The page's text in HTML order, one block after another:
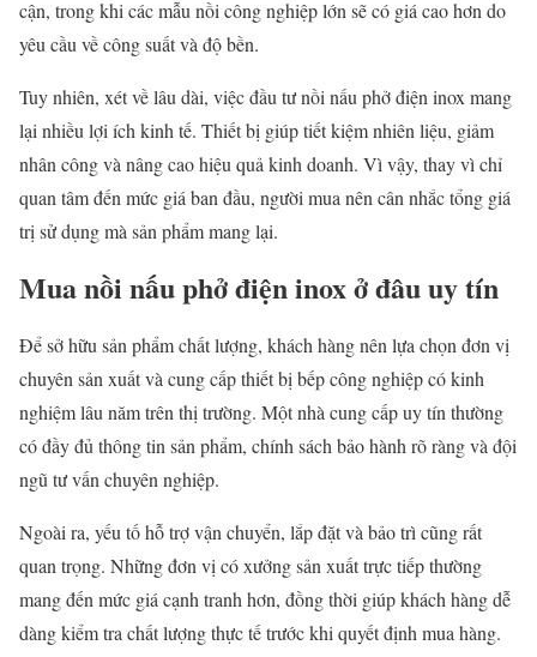
cận, trong khi các mẫu nồi công nghiệp lớn sẽ có giá cao hơn do
yêu cầu về công suất và độ bền.
Tuy nhiên, xét về lâu dài, việc đầu tư nồi nấu phở điện inox mang
lại nhiều lợi ích kinh tế. Thiết bị giúp tiết kiệm nhiên liệu, giảm
nhân công và nâng cao hiệu quả kinh doanh. Vì vậy, thay vì chỉ
quan tâm đến mức giá ban đầu, người mua nên cân nhắc tổng giá
trị sử dụng mà sản phẩm mang lại.
Mua nồi nấu phở điện inox ở đâu uy tín
Để sở hữu sản phẩm chất lượng, khách hàng nên lựa chọn đơn vị
chuyên sản xuất và cung cấp thiết bị bếp công nghiệp có kinh
nghiệm lâu năm trên thị trường. Một nhà cung cấp uy tín thường
có đầy đủ thông tin sản phẩm, chính sách bảo hành rõ ràng và đội
ngũ tư vấn chuyên nghiệp.
Ngoài ra, yếu tố hỗ trợ vận chuyển, lắp đặt và bảo trì cũng rất
quan trọng. Những đơn vị có xưởng sản xuất trực tiếp thường
mang đến mức giá cạnh tranh hơn, đồng thời giúp khách hàng dễ
dàng kiểm tra chất lượng thực tế trước khi quyết định mua hàng.